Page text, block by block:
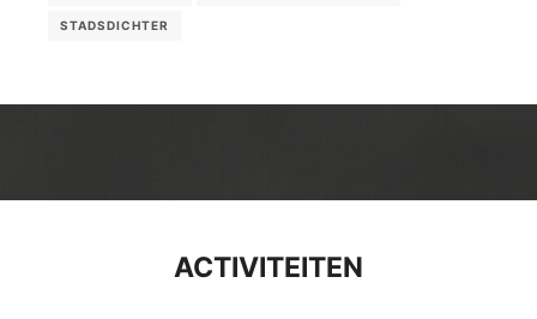
STADSDICHTER
ACTIVITEITEN